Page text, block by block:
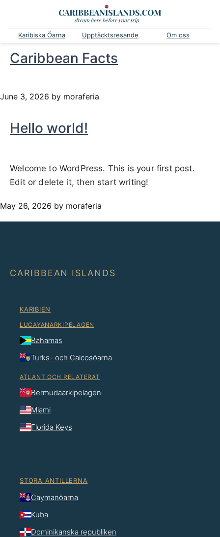
Karibiska Öarna Upptäcktsresande Om oss
Caribbean Facts
June 3, 2026 by moraferia
Hello world!
Welcome to WordPress. This is your first post.
Edit or delete it, then start writing!
May 26, 2026 by moraferia
CARIBBEAN ISLANDS
KARIBIEN
LUCAYANARKIPELAGEN
Bahamas
Turks- och Caicosöarna
ATLANT OCH RELATERAT
Bermudaarkipelagen
Miami
Florida Keys
STORA ANTILLERNA
Caymanöarna
Kuba
Dominikanska republiken